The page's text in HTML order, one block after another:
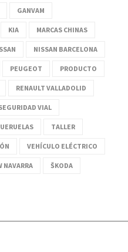
GANVAM
KIA MARCAS CHINAS
NISSAN BARCELONA
PEUGEOT PRODUCTO
RENAULT VALLADOLID
VIAL
TALLER
VEHÍCULO ELÉCTRICO
NAVARRA ŠKODA